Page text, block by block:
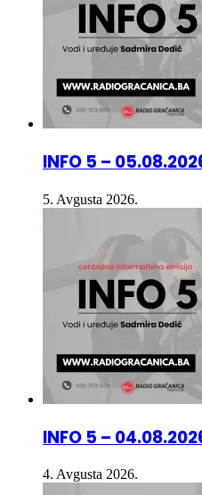
INFO 5 – 05.08.2026
INFO 5 – 04.08.2026.